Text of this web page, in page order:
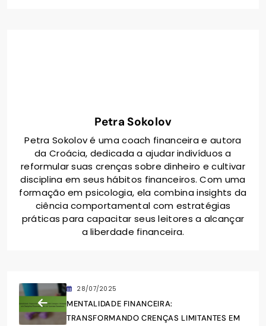
Petra Sokolov
Petra Sokolov é uma coach financeira e autora
da Croácia, dedicada a ajudar indivíduos a
reformular suas crenças sobre dinheiro e cultivar
disciplina em seus hábitos financeiros. Com uma
formação em psicologia, ela combina insights da
ciência comportamental com estratégias
práticas para capacitar seus leitores a alcançar
a liberdade financeira.
28/07/2025
MENTALIDADE FINANCEIRA:
TRANSFORMANDO CRENÇAS LIMITANTES EM